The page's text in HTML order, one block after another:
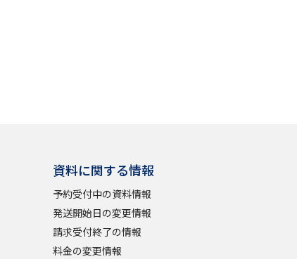
バルに強い大学特集
デジタルパンフレット
3生用）
資料に関する情報
予約受付中の資料情報
発送開始日の変更情報
請求受付終了の情報
料金の変更情報